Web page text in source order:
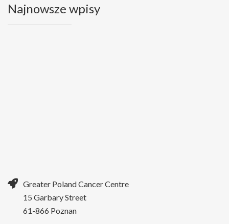
Najnowsze wpisy
Greater Poland Cancer Centre
15 Garbary Street
61-866 Poznan